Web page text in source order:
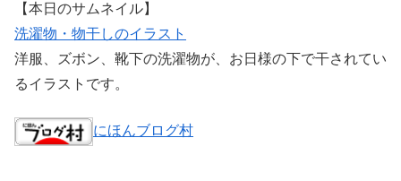
【本日のサムネイル】
洗濯物・物干しのイラスト
洋服、ズボン、靴下の洗濯物が、お日様の下で干されてい
るイラストです。
にほんブログ村